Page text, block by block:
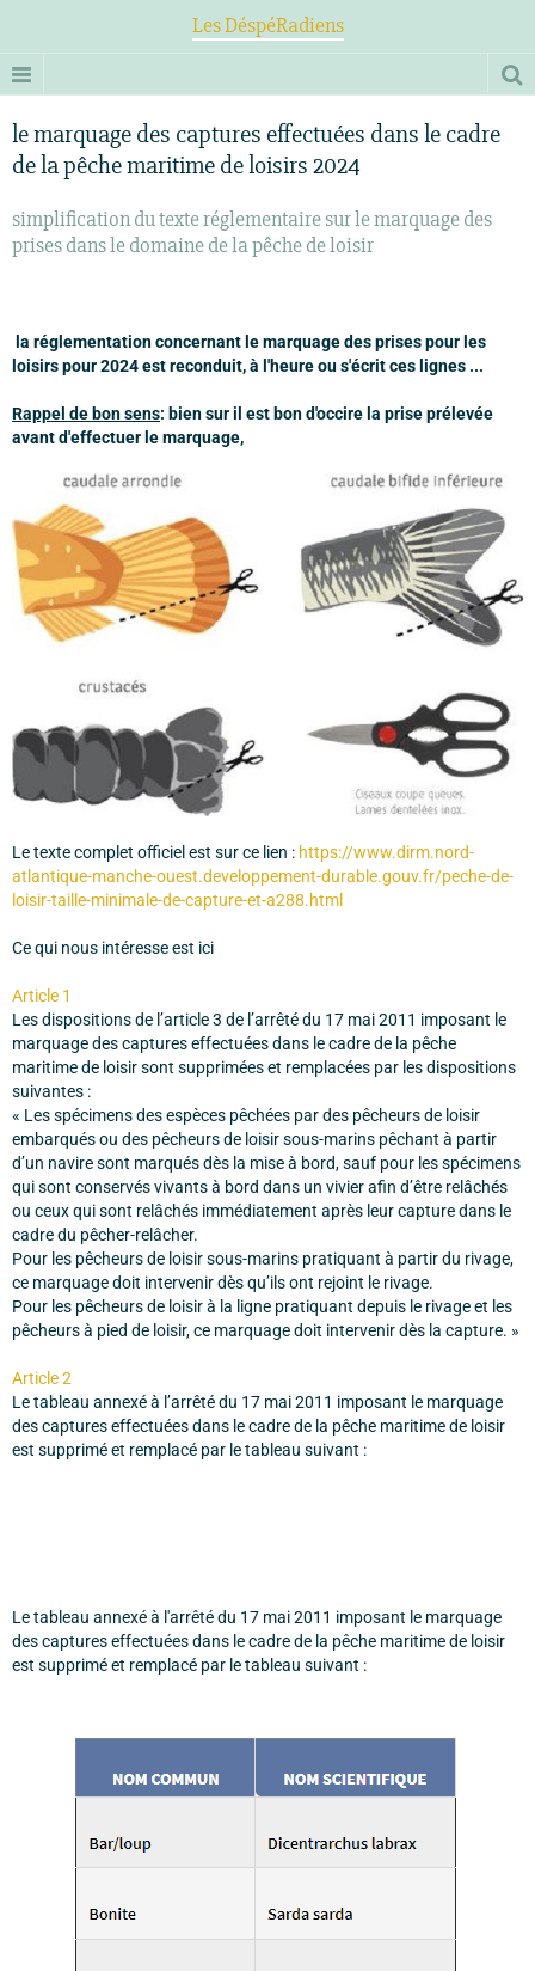
Les DéspéRadiens
le marquage des captures effectuées dans le cadre
de la pêche maritime de loisirs 2024
simplification du texte réglementaire sur le marquage des
prises dans le domaine de la pêche de loisir
la réglementation concernant le marquage des prises pour les
loisirs pour 2024 est reconduit, à l'heure ou s'écrit ces lignes ...
Rappel de bon sens: bien sur il est bon d'occire la prise prélevée
avant d'effectuer le marquage,
Le texte complet officiel est sur ce lien : https://www.dirm.nord-
atlantique-manche-ouest.developpement-durable.gouv.fr/peche-de-
loisir-taille-minimale-de-capture-et-a288.html
Ce qui nous intéresse est ici
Article 1
Les dispositions de l’article 3 de l’arrêté du 17 mai 2011 imposant le
marquage des captures effectuées dans le cadre de la pêche
maritime de loisir sont supprimées et remplacées par les dispositions
suivantes :
« Les spécimens des espèces pêchées par des pêcheurs de loisir
embarqués ou des pêcheurs de loisir sous-marins pêchant à partir
d’un navire sont marqués dès la mise à bord, sauf pour les spécimens
qui sont conservés vivants à bord dans un vivier afin d’être relâchés
ou ceux qui sont relâchés immédiatement après leur capture dans le
cadre du pêcher-relâcher.
Pour les pêcheurs de loisir sous-marins pratiquant à partir du rivage,
ce marquage doit intervenir dès qu’ils ont rejoint le rivage.
Pour les pêcheurs de loisir à la ligne pratiquant depuis le rivage et les
pêcheurs à pied de loisir, ce marquage doit intervenir dès la capture. »
Article 2
Le tableau annexé à l’arrêté du 17 mai 2011 imposant le marquage
des captures effectuées dans le cadre de la pêche maritime de loisir
est supprimé et remplacé par le tableau suivant :
Le tableau annexé à l'arrêté du 17 mai 2011 imposant le marquage
des captures effectuées dans le cadre de la pêche maritime de loisir
est supprimé et remplacé par le tableau suivant :